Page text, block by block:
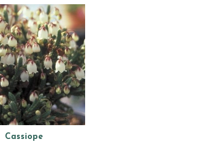
Cassiope